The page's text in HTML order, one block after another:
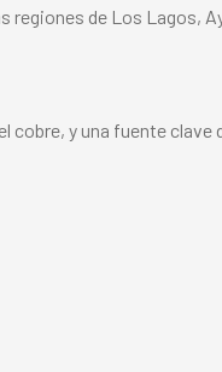
de Los Lagos,
y una fuente